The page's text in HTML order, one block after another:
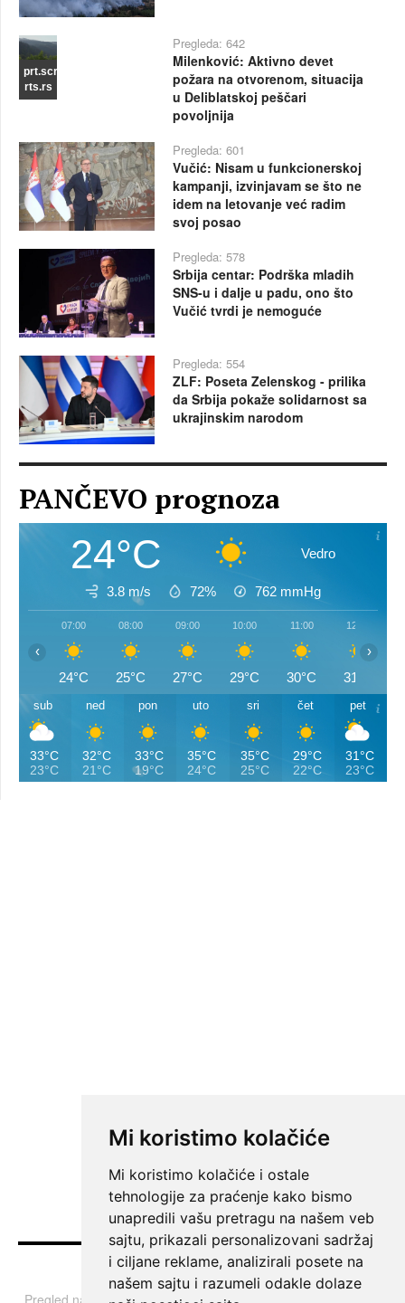
Mi koristimo kolačiće
Mi koristimo kolačiće i ostale
tehnologije za praćenje kako bismo
unapredili vašu pretragu na našem veb
sajtu, prikazali personalizovani sadržaj
i ciljane reklame, analizirali posete na
našem sajtu i razumeli odakle dolaze
prt.scr
rts.rs
Pregleda: 642
Milenković: Aktivno devet
požara na otvorenom, situacija
u Deliblatskoj peščari
povoljnija
Pregleda: 601
Vučić: Nisam u funkcionerskoj
kampanji, izvinjavam se što ne
idem na letovanje već radim
svoj posao
Pregleda: 578
Srbija centar: Podrška mladih
SNS-u i dalje u padu, ono što
Vučić tvrdi je nemoguće
Pregleda: 554
ZLF: Poseta Zelenskog - prilika
da Srbija pokaže solidarnost sa
ukrajinskim narodom
PANČEVO prognoza
24°C Vedro
3.8 m/s 72% 762 mmHg
07:00
24°C
08:00
25°C
09:00
27°C
10:00
29°C
11:00
30°C
12:00
31°C
‹ ›
sub
33°C
23°C
ned
32°C
21°C
pon
33°C
19°C
uto
35°C
24°C
sri
35°C
25°C
čet
29°C
22°C
pet
31°C
23°C
Vesti
Pregled najvažnijih informacija i tema iz Srbije, regiona i sveta.